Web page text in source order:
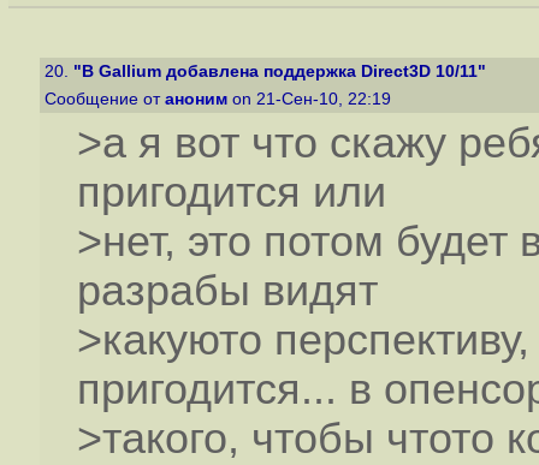
20. "В Gallium добавлена поддержка Direct3D 10/11"
Сообщение от аноним on 21-Сен-10, 22:19
>а я вот что скажу
пригодится или
>нет, это потом будет
разрабы видят
>какуюто
пригодится... в
>такого, чтобы чтото